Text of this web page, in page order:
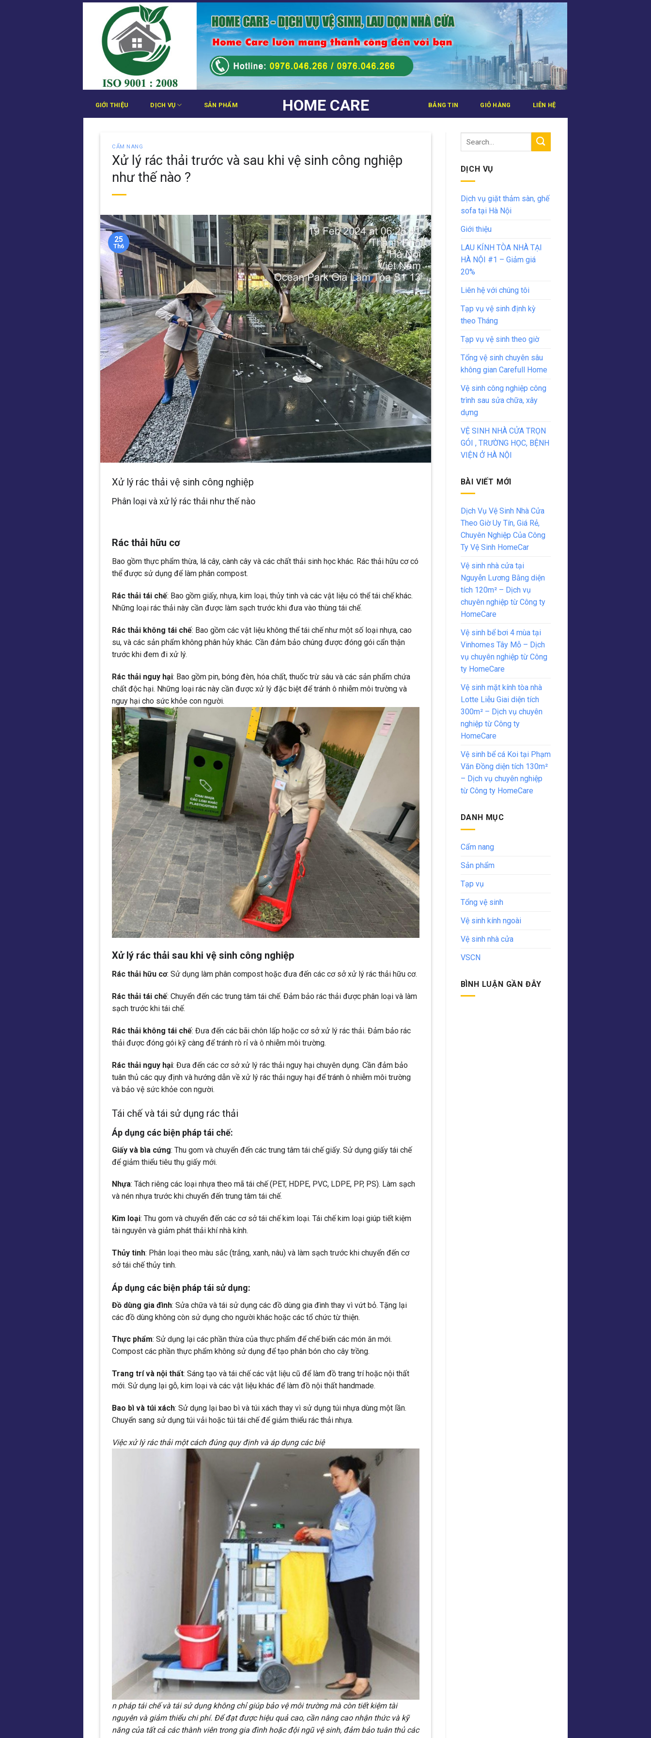
Bỏ
HOME CARE
GIỚI THIỆU DỊCH VỤ SẢN PHẨM BẢNG TIN GIỎ HÀNG LIÊN HỆ
CẨM NANG
Xử lý rác thải trước và sau khi vệ sinh công nghiệp
như thế nào ?
25
Th6
Xử lý rác thải vệ sinh công nghiệp
Phân loại và xử lý rác thải như thế nào
Rác thải hữu cơ
Bao gồm thực phẩm thừa, lá cây, cành cây và các chất thải sinh học khác. Rác thải hữu cơ có
thể được sử dụng để làm phân compost.
Rác thải tái chế: Bao gồm giấy, nhựa, kim loại, thủy tinh và các vật liệu có thể tái chế khác.
Những loại rác thải này cần được làm sạch trước khi đưa vào thùng tái chế.
Rác thải không tái chế: Bao gồm các vật liệu không thể tái chế như một số loại nhựa, cao
su, và các sản phẩm không phân hủy khác. Cần đảm bảo chúng được đóng gói cẩn thận
trước khi đem đi xử lý.
Rác thải nguy hại: Bao gồm pin, bóng đèn, hóa chất, thuốc trừ sâu và các sản phẩm chứa
chất độc hại. Những loại rác này cần được xử lý đặc biệt để tránh ô nhiễm môi trường và
nguy hại cho sức khỏe con người.
Xử lý rác thải sau khi vệ sinh công nghiệp
Rác thải hữu cơ: Sử dụng làm phân compost hoặc đưa đến các cơ sở xử lý rác thải hữu cơ.
Rác thải tái chế: Chuyển đến các trung tâm tái chế. Đảm bảo rác thải được phân loại và làm
sạch trước khi tái chế.
Rác thải không tái chế: Đưa đến các bãi chôn lấp hoặc cơ sở xử lý rác thải. Đảm bảo rác
thải được đóng gói kỹ càng để tránh rò rỉ và ô nhiễm môi trường.
Rác thải nguy hại: Đưa đến các cơ sở xử lý rác thải nguy hại chuyên dụng. Cần đảm bảo
tuân thủ các quy định và hướng dẫn về xử lý rác thải nguy hại để tránh ô nhiễm môi trường
và bảo vệ sức khỏe con người.
Tái chế và tái sử dụng rác thải
Áp dụng các biện pháp tái chế:
Giấy và bìa cứng: Thu gom và chuyển đến các trung tâm tái chế giấy. Sử dụng giấy tái chế
để giảm thiểu tiêu thụ giấy mới.
Nhựa: Tách riêng các loại nhựa theo mã tái chế (PET, HDPE, PVC, LDPE, PP, PS). Làm sạch
và nén nhựa trước khi chuyển đến trung tâm tái chế.
Kim loại: Thu gom và chuyển đến các cơ sở tái chế kim loại. Tái chế kim loại giúp tiết kiệm
tài nguyên và giảm phát thải khí nhà kính.
Thủy tinh: Phân loại theo màu sắc (trắng, xanh, nâu) và làm sạch trước khi chuyển đến cơ
sở tái chế thủy tinh.
Áp dụng các biện pháp tái sử dụng:
Đồ dùng gia đình: Sửa chữa và tái sử dụng các đồ dùng gia đình thay vì vứt bỏ. Tặng lại
các đồ dùng không còn sử dụng cho người khác hoặc các tổ chức từ thiện.
Thực phẩm: Sử dụng lại các phần thừa của thực phẩm để chế biến các món ăn mới.
Compost các phần thực phẩm không sử dụng để tạo phân bón cho cây trồng.
Trang trí và nội thất: Sáng tạo và tái chế các vật liệu cũ để làm đồ trang trí hoặc nội thất
mới. Sử dụng lại gỗ, kim loại và các vật liệu khác để làm đồ nội thất handmade.
Bao bì và túi xách: Sử dụng lại bao bì và túi xách thay vì sử dụng túi nhựa dùng một lần.
Chuyển sang sử dụng túi vải hoặc túi tái chế để giảm thiểu rác thải nhựa.
Việc xử lý rác thải một cách đúng quy định và áp dụng các biệ
n pháp tái chế và tái sử dụng không chỉ giúp bảo vệ môi trường mà còn tiết kiệm tài
nguyên và giảm thiểu chi phí. Để đạt được hiệu quả cao, cần nâng cao nhận thức và kỹ
năng của tất cả các thành viên trong gia đình hoặc đội ngũ vệ sinh, đảm bảo tuân thủ các
DỊCH VỤ
Dịch vụ giặt thảm sàn, ghế
sofa tại Hà Nội
Giới thiệu
LAU KÍNH TÒA NHÀ TẠI
HÀ NỘI #1 – Giảm giá
20%
Liên hệ với chúng tôi
Tạp vụ vệ sinh định kỳ
theo Tháng
Tạp vụ vệ sinh theo giờ
Tổng vệ sinh chuyên sâu
không gian Carefull Home
Vệ sinh công nghiệp công
trình sau sửa chữa, xây
dựng
VỆ SINH NHÀ CỬA TRỌN
GÓI , TRƯỜNG HỌC, BỆNH
VIỆN Ở HÀ NỘI
BÀI VIẾT MỚI
Dịch Vụ Vệ Sinh Nhà Cửa
Theo Giờ Uy Tín, Giá Rẻ,
Chuyên Nghiệp Của Công
Ty Vệ Sinh HomeCar
Vệ sinh nhà cửa tại
Nguyễn Lương Bằng diện
tích 120m² – Dịch vụ
chuyên nghiệp từ Công ty
HomeCare
Vệ sinh bể bơi 4 mùa tại
Vinhomes Tây Mỗ – Dịch
vụ chuyên nghiệp từ Công
ty HomeCare
Vệ sinh mặt kính tòa nhà
Lotte Liễu Giai diện tích
300m² – Dịch vụ chuyên
nghiệp từ Công ty
HomeCare
Vệ sinh bể cá Koi tại Phạm
Văn Đồng diện tích 130m²
– Dịch vụ chuyên nghiệp
từ Công ty HomeCare
DANH MỤC
Cẩm nang
Sản phẩm
Tạp vụ
Tổng vệ sinh
Vệ sinh kính ngoài
Vệ sinh nhà cửa
VSCN
BÌNH LUẬN GẦN ĐÂY